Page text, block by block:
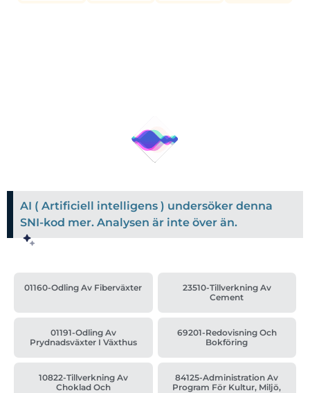
AI ( Artificiell intelligens ) undersöker denna
SNI-kod mer. Analysen är inte över än.
01160-Odling Av Fiberväxter
23510-Tillverkning Av
Cement
01191-Odling Av
Prydnadsväxter I Växthus
69201-Redovisning Och
Bokföring
10822-Tillverkning Av
Choklad Och
84125-Administration Av
Program För Kultur, Miljö,